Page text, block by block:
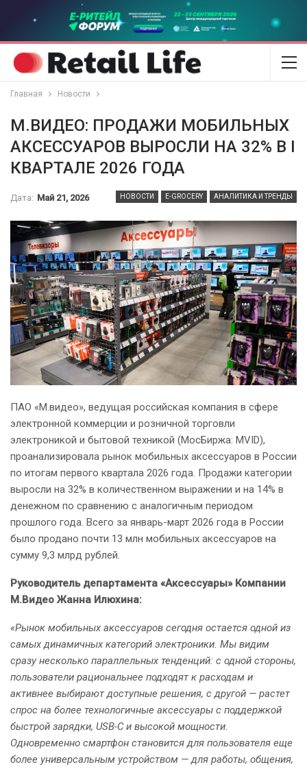
Главная Новости
М.ВИДЕО: ПРОДАЖИ МОБИЛЬНЫХ
АКСЕССУАРОВ ВЫРОСЛИ НА 32% В I
КВАРТАЛЕ 2026 ГОДА
НОВОСТИ E-GROCERY АНАЛИТИКА И ТРЕНДЫ
Дата: Май 21, 2026
ПАО «М.видео», ведущая российская компания в сфере
электронной коммерции и розничной торговли
электроникой и бытовой техникой (МосБиржа: MVID),
проанализировала рынок мобильных аксессуаров в России
по итогам первого квартала 2026 года. Продажи категории
выросли на 32% в количественном выражении и на 14% в
денежном по сравнению с аналогичным периодом
прошлого года. Всего за январь-март 2026 года в России
было продано почти 13 млн мобильных аксессуаров на
сумму 9,3 млрд рублей.
Руководитель департамента «Аксессуары» Компании
М.Видео Жанна Илюхина:
«Рынок мобильных аксессуаров сегодня остается одной из
самых динамичных категорий электроники. Мы видим
сразу несколько параллельных тенденций: с одной стороны,
пользователи рациональнее подходят к расходам и
активнее выбирают доступные решения, с другой — растет
спрос на более технологичные аксессуары с поддержкой
быстрой зарядки, USB-C и высокой мощности.
Одновременно смартфон становится для пользователя еще
более универсальным устройством — для работы, общения,